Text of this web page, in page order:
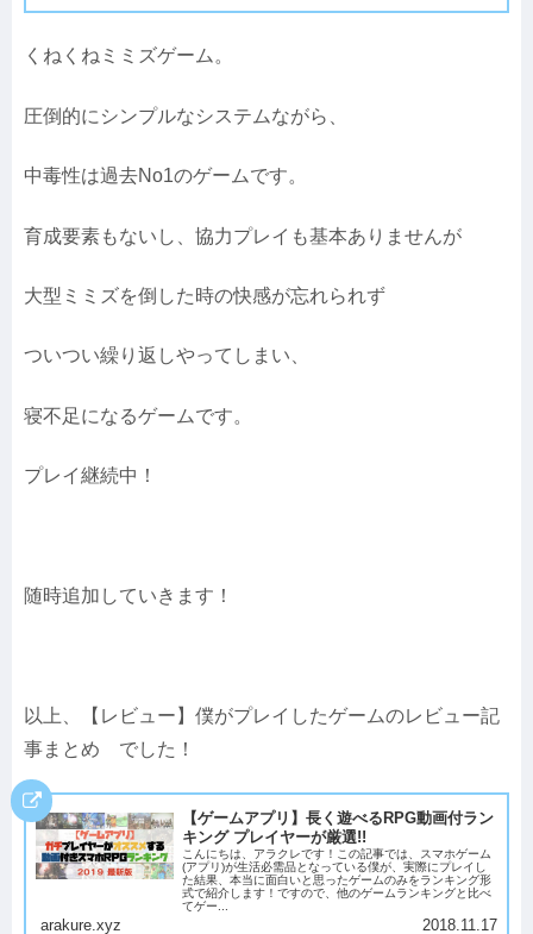
くねくねミミズゲーム。
圧倒的にシンプルなシステムながら、
中毒性は過去No1のゲームです。
育成要素もないし、協力プレイも基本ありませんが
大型ミミズを倒した時の快感が忘れられず
ついつい繰り返しやってしまい、
寝不足になるゲームです。
プレイ継続中！
随時追加していきます！
以上、【レビュー】僕がプレイしたゲームのレビュー記
事まとめ でした！
【ゲームアプリ】長く遊べるRPG動画付ラン
キング プレイヤーが厳選!!
こんにちは、アラクレです！この記事では、スマホゲーム
(アプリ)が生活必需品となっている僕が、実際にプレイし
た結果、本当に面白いと思ったゲームのみをランキング形
式で紹介します！ですので、他のゲームランキングと比べ
てゲー...
arakure.xyz 2018.11.17